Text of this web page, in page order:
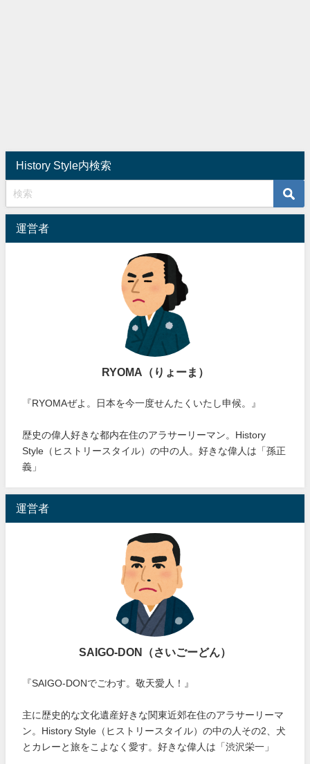
History Style内検索
運営者
RYOMA（りょーま）
『RYOMAぜよ。日本を今一度せんたくいたし申候。』
歴史の偉人好きな都内在住のアラサーリーマン。History
Style（ヒストリースタイル）の中の人。好きな偉人は「孫正
義」
運営者
SAIGO-DON（さいごーどん）
『SAIGO-DONでごわす。敬天愛人！』
主に歴史的な文化遺産好きな関東近郊在住のアラサーリーマ
ン。History Style（ヒストリースタイル）の中の人その2、犬
とカレーと旅をこよなく愛す。好きな偉人は「渋沢栄一」